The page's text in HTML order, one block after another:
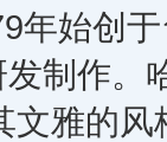
年始创
制作。
文雅的